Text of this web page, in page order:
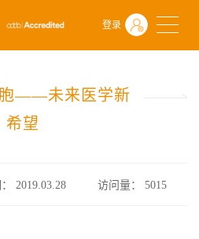
登录
业政策
望
——未来医学新
希望
： 2019.03.28 访问量：5015